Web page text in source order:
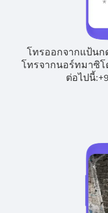
โทรออกจากแป้นก
โทรจากนอร์ทมาซิโ
ต่อไปนี้:+